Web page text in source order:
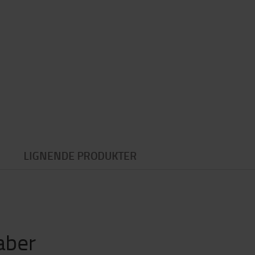
LIGNENDE PRODUKTER